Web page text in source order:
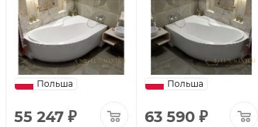
Польша
55 247 ₽
Польша
63 590₽